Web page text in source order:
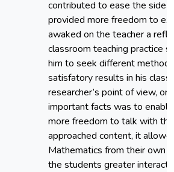
contributed to ease the side
provided more freedom to
awaked on the teacher a
classroom teaching practice
him to seek different
satisfatory results in his
researcher’s point of view,
important facts was to
more freedom to talk with
approached content, it
Mathematics from their own
the students greater